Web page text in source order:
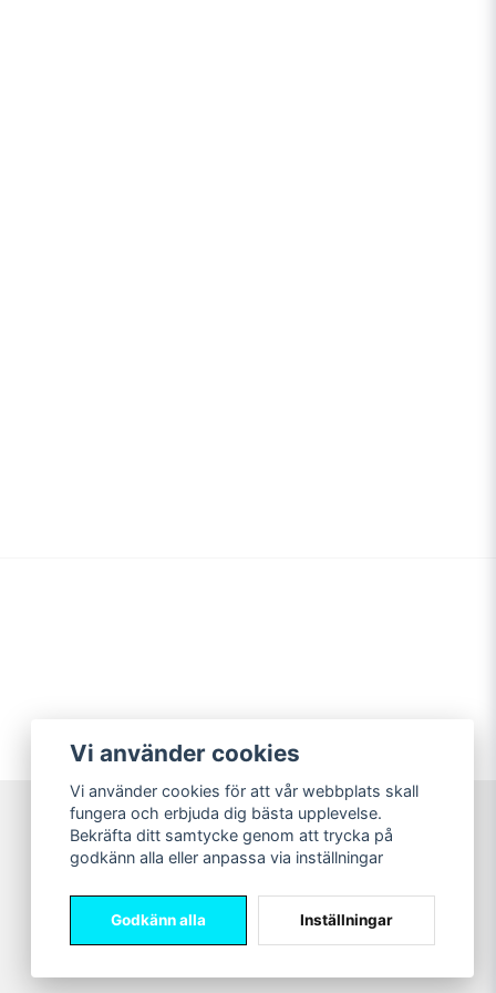
Sweet Nerds
Vi använder cookies
Vi använder cookies för att vår webbplats skall
fungera och erbjuda dig bästa upplevelse.
Bekräfta ditt samtycke genom att trycka på
godkänn alla eller anpassa via inställningar
Godkänn alla Inställningar